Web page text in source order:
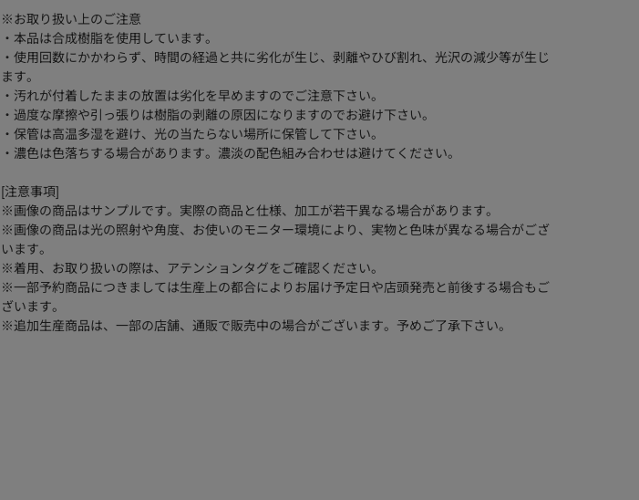
※お取り扱い上のご注意
・本品は合成樹脂を使用しています。
・使用回数にかかわらず、時間の経過と共に劣化が生じ、剥離やひび割れ、光沢の減少等が生じ
ます。
・汚れが付着したままの放置は劣化を早めますのでご注意下さい。
・過度な摩擦や引っ張りは樹脂の剥離の原因になりますのでお避け下さい。
・保管は高温多湿を避け、光の当たらない場所に保管して下さい。
・濃色は色落ちする場合があります。濃淡の配色組み合わせは避けてください。
[注意事項]
※画像の商品はサンプルです。実際の商品と仕様、加工が若干異なる場合があります。
※画像の商品は光の照射や角度、お使いのモニター環境により、実物と色味が異なる場合がござ
います。
※着用、お取り扱いの際は、アテンションタグをご確認ください。
※一部予約商品につきましては生産上の都合によりお届け予定日や店頭発売と前後する場合もご
ざいます。
※追加生産商品は、一部の店舗、通販で販売中の場合がございます。予めご了承下さい。